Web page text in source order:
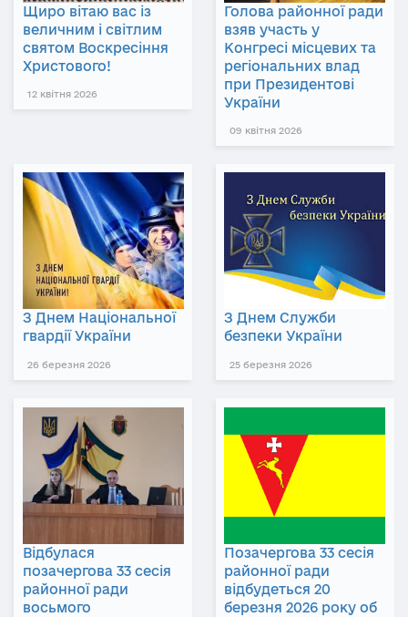
Щиро вітаю вас із
величним і світлим
святом Воскресіння
Христового!
12 квітня 2026
Голова районної ради
взяв участь у
Конгресі місцевих та
регіональних влад
при Президентові
України
09 квітня 2026
З Днем Національної
гвардії України
26 березня 2026
З Днем Служби
безпеки України
25 березня 2026
Відбулася
позачергова 33 сесія
районної ради
восьмого
Позачергова 33 сесія
районної ради
відбудеться 20
березня 2026 року об